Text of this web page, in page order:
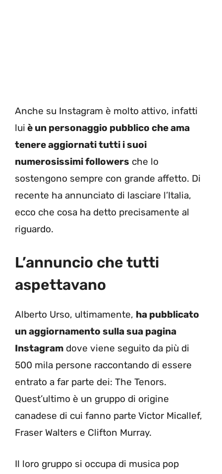
Anche su Instagram è molto attivo, infatti
lui è un personaggio pubblico che ama
tenere aggiornati tutti i suoi
numerosissimi followers che lo
sostengono sempre con grande affetto. Di
recente ha annunciato di lasciare l’Italia,
ecco che cosa ha detto precisamente al
riguardo.
L’annuncio che tutti
aspettavano
Alberto Urso, ultimamente, ha pubblicato
un aggiornamento sulla sua pagina
Instagram dove viene seguito da più di
500 mila persone raccontando di essere
entrato a far parte dei: The Tenors.
Quest’ultimo è un gruppo di origine
canadese di cui fanno parte Victor Micallef,
Fraser Walters e Clifton Murray.
Il loro gruppo si occupa di musica pop